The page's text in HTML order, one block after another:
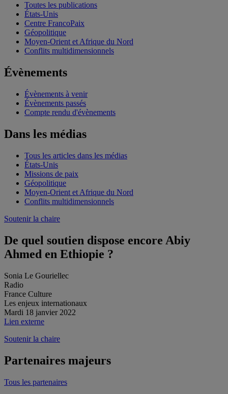
Toutes les publications
États-Unis
Centre FrancoPaix
Géopolitique
Moyen-Orient et Afrique du Nord
Conflits multidimensionnels
Évènements
Évènements à venir
Évènements passés
Compte rendu d'évènements
Dans les médias
Tous les articles dans les médias
États-Unis
Missions de paix
Géopolitique
Moyen-Orient et Afrique du Nord
Conflits multidimensionnels
Soutenir la chaire
De quel soutien dispose encore Abiy
Ahmed en Ethiopie ?
Sonia Le Gouriellec
Radio
France Culture
Les enjeux internationaux
Mardi 18 janvier 2022
Lien externe
Soutenir la chaire
Partenaires majeurs
Tous les partenaires